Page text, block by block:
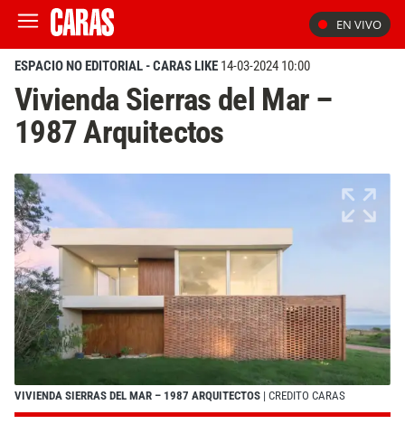
EN VIVO
ESPACIO NO EDITORIAL - CARAS LIKE 14-03-2024 10:00
Vivienda Sierras del Mar –
1987 Arquitectos
VIVIENDA SIERRAS DEL MAR – 1987 ARQUITECTOS | CREDITO CARAS